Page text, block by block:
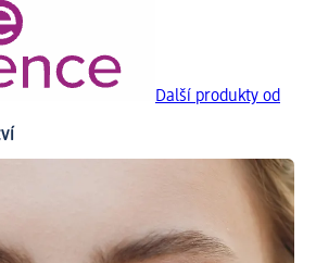
Další produkty od